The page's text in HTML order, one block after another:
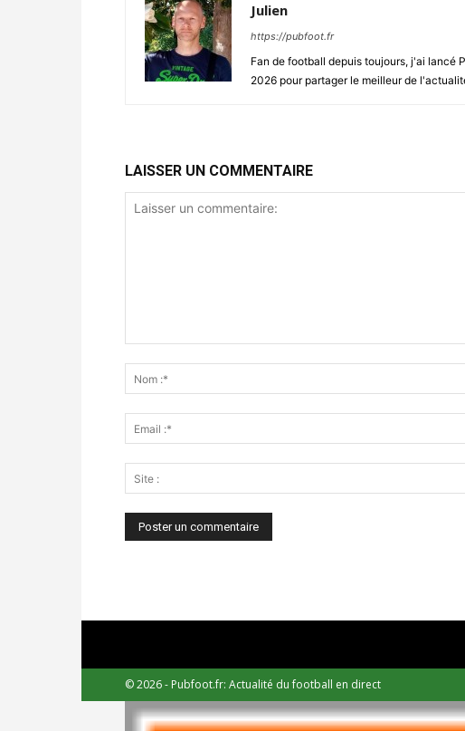
Julien
https://pubfoot.fr
Fan de football depuis toujours, j'ai lancé
2026 pour partager le meilleur de
LAISSER UN COMMENTAIRE
© 2026 - Pubfoot.fr: Actualité du football en direct